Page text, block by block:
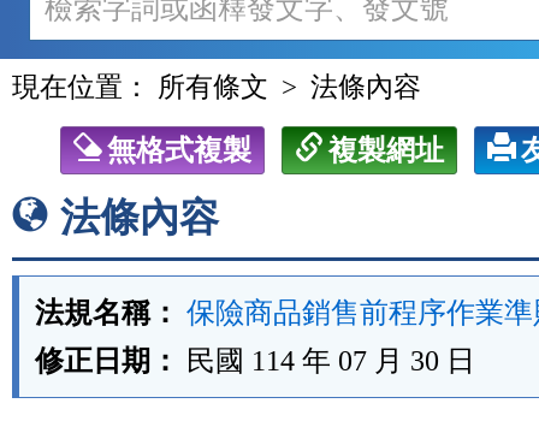
現在位置： 所有條文 法條內容
無格式複製 複製網址
法條內容
法規名稱： 保險商品銷售前程序作業準
修正日期：
民國 114 年 07 月 30 日